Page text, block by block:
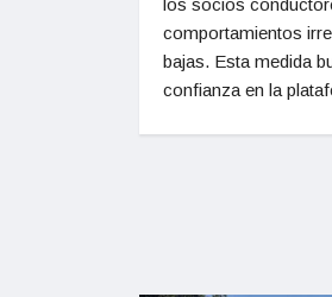
los socios
comportamientos
bajas. Esta medida
confianza en la